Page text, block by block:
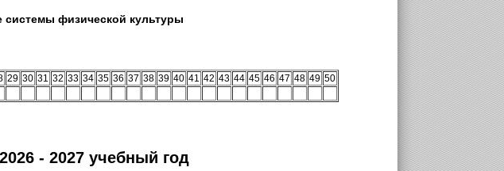
системы физической культуры
29 30 31 32 33 34 35 36 37 38 39 40 41 42 43 44 45 46 47 48 49 50
- 2027 учебный год